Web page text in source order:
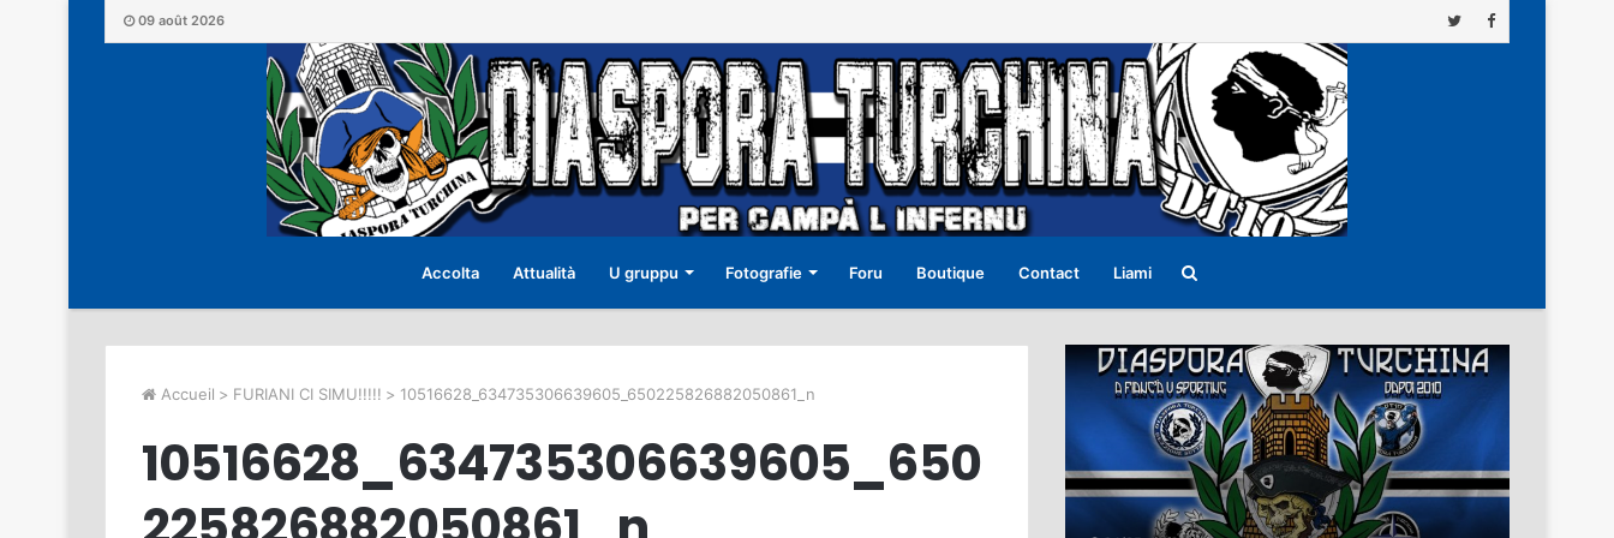
09 août 2026
Accolta Attualità U gruppu Fotografie Foru Boutique Contact Liami
for
Accueil > FURIANI CI SIMU!!!!! > 10516628_634735306639605_650225826882050861_n
10516628_634735306639605_650